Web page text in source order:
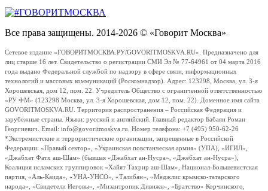
Все права защищены. 2014-2026 © «Говорит Москва»
Сетевое издание «ГОВОРИТМОСКВА.РУ/GOVORITMOSKVA.RU». Предназначено для
лиц старше 16 лет. Свидетельство о регистрации СМИ Эл № 77-64961 от 04 марта 2016
года выдано Федеральной службой по надзору в сфере связи, информационных
технологий и массовых коммуникаций (Роскомнадзор). Адрес: 123298, Москва, ул. 3-я
Хорошевская, дом 12, пом. 22. Учредитель Общество с ограниченной ответственностью
«РУ ФМ» (123298 Москва, ул. 3-я Хорошевская, дом 12, пом. 22). Доменное имя сайта
GOVORITMOSKVA.RU. Территория распространения – Российская Федерация и
зарубежные страны. Языки: русский и английский. Главный редактор Бабаян Роман
Георгиевич. Email: info@govoritmoskva.ru. Номер телефона: +7 (495) 950-62-26
*Экстремистские и террористические организации, запрещенные в Российской
Федерации: «Правый сектор», «Украинская повстанческая армия» (УПА), «ИГИЛ»,
«Джабхат Фатх аш-Шам» (бывшая «Джабхат ан-Нусра», «Джебхат ан-Нусра»),
Коалиция исламских группировок «Хайят Тахрир аш-Шам», Национал-Большевистская
партия, «Аль-Каида», «УНА-УНСО», «Талибан», «Меджлис крымско-татарского
народа», «Свидетели Иеговы», «Мизантропик Дивижн», «Братство» Корчинского,